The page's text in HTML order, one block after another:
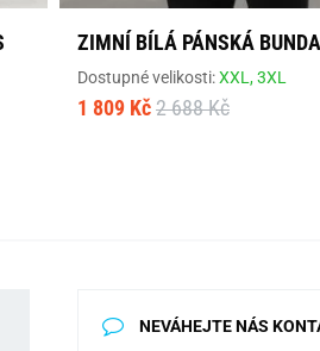
ZIMNÍ BÍLÁ PÁNSKÁ BUNDA
Dostupné velikosti:XXL,3XL
1 809 Kč 2 688 Kč
NEVÁHEJTE NÁS